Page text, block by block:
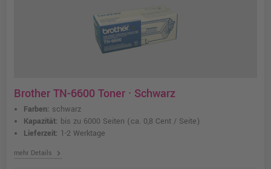
Brother TN-6600 Toner · Schwarz
Farben: schwarz
Kapazität: bis zu 6000 Seiten (ca. 0,8 Cent / Seite)
Lieferzeit: 1-2 Werktage
mehr Details chevron_right